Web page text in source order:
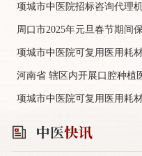
项城市中医院招标咨询代理
周口市2025年元旦春节期间
项城市中医院可复用医用耗
河南省 辖区内开展口腔种植
项城市中医院可复用医用耗